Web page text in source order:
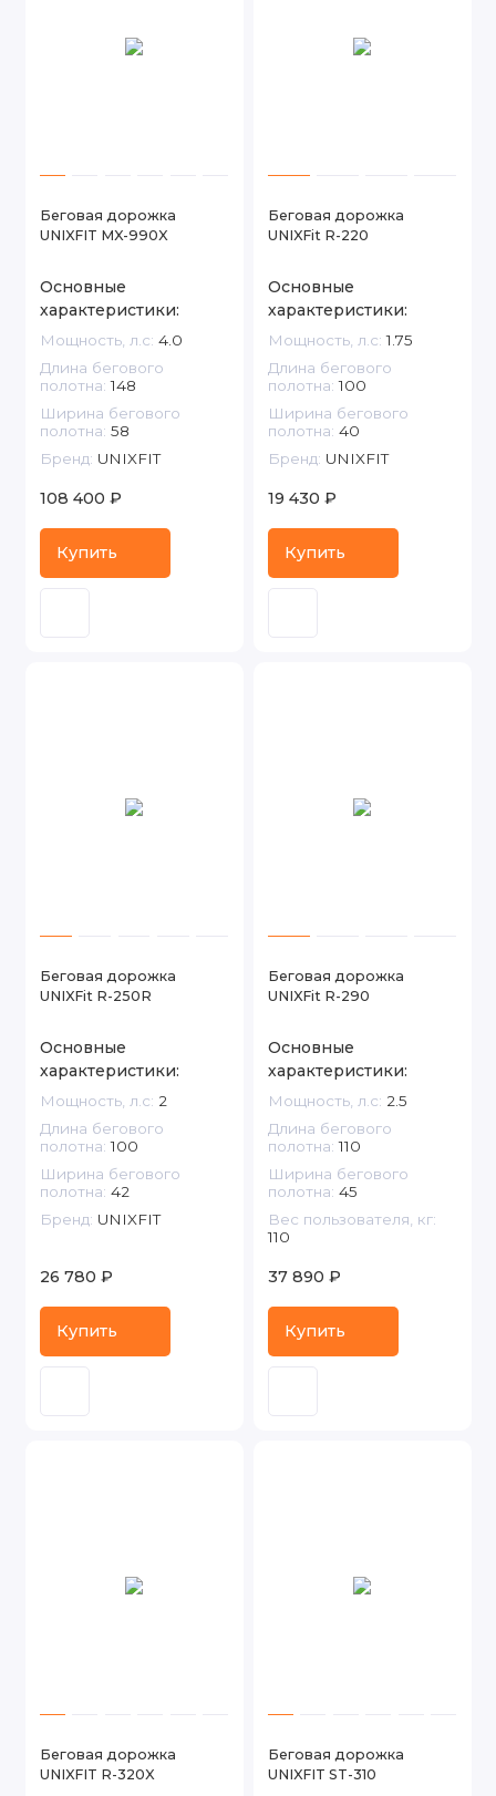
Беговая дорожка
UNIXFIT MX-990X
Основные
характеристики:
Мощность, л.с: 4.0
Длина бегового
полотна: 148
Ширина бегового
полотна: 58
Бренд: UNIXFIT
108 400 ₽
Купить
Беговая дорожка
UNIXFit R-220
Основные
характеристики:
Мощность, л.с: 1.75
Длина бегового
полотна: 100
Ширина бегового
полотна: 40
Бренд: UNIXFIT
19 430 ₽
Купить
Беговая дорожка
UNIXFit R-250R
Основные
характеристики:
Мощность, л.с: 2
Длина бегового
полотна: 100
Ширина бегового
полотна: 42
Бренд: UNIXFIT
26 780 ₽
Купить
Беговая дорожка
UNIXFit R-290
Основные
характеристики:
Мощность, л.с: 2.5
Длина бегового
полотна: 110
Ширина бегового
полотна: 45
Вес пользователя, кг:
110
37 890 ₽
Купить
Беговая дорожка
UNIXFIT R-320X
Беговая дорожка
UNIXFIT ST-310